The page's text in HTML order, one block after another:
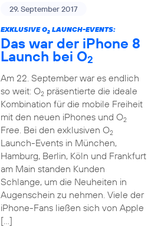
29. September 2017
EXKLUSIVE O2LAUNCH-EVENTS:
Das war der iPhone 8
Launch bei O2
Am 22. September war es endlich
so weit: O2präsentierte die ideale
Kombination für die mobile Freiheit
mit den neuen iPhones und O2
Free. Bei den exklusiven O2
Launch-Events in München,
Hamburg, Berlin, Köln und Frankfurt
am Main standen Kunden
Schlange, um die Neuheiten in
Augenschein zu nehmen. Viele der
iPhone-Fans ließen sich von Apple
[…]